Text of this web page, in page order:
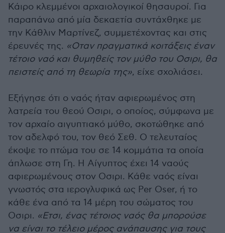
Κάιρο κλεμμένοι αρχαιολογικοί θησαυροί. Για
παραπάνω από μία δεκαετία συντάχθηκε με
την Κάθλιν Μαρτίνεζ, συμμετέχοντας και στις
έρευνές της. «Οταν πραγματικά κοιτάξεις έναν
τέτοιο ναό και θυμηθείς τον μύθο του Οσιρι, θα
πειστείς από τη θεωρία της», είχε σχολιάσει.
Εξήγησε ότι ο ναός ήταν αφιερωμένος στη
λατρεία του θεού Οσιρι, ο οποίος, σύμφωνα με
τον αρχαίο αιγυπτιακό μύθο, σκοτώθηκε από
τον αδελφό του, τον θεό Σεθ. Ο τελευταίος
έκοψε το πτώμα του σε 14 κομμάτια τα οποία
άπλωσε στη Γη. Η Αίγυπτος έχει 14 ναούς
αφιερωμένους στον Οσιρι. Κάθε ναός είναι
γνωστός στα ιερογλυφικά ως Per Oser, ή το
κάθε ένα από τα 14 μέρη του σώματος του
Οσιρι. «Ετσι, ένας τέτοιος ναός θα μπορούσε
να είναι το τέλειο μέρος ανάπαυσης για τους